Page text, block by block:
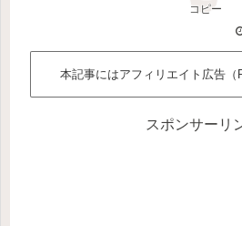
コピー
本記事にはアフィリエイト広告（
スポンサーリ